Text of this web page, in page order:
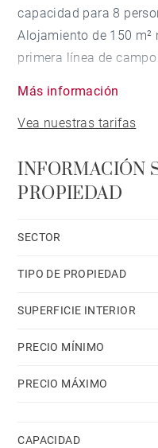
capacidad para 8
Alojamiento de 150
primera línea de
bosque.
barbacoa, plancha,
piscina climatizada
La cocina, está
vajilla/cubertería,
Más información
Vea nuestras tarifas
INFORMACIÓN
PROPIEDAD
SECTOR
TIPO DE PROPIEDAD
SUPERFICIE INTERIOR
PRECIO MÍNIMO
PRECIO MÁXIMO
CAPACIDAD